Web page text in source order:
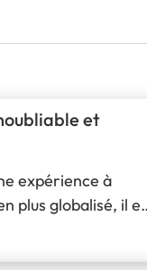
et
expérience à
plus globalisé, il
Pour les